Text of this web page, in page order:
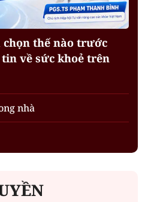
chọn thế nào trước
về sức khoẻ trên
nhà